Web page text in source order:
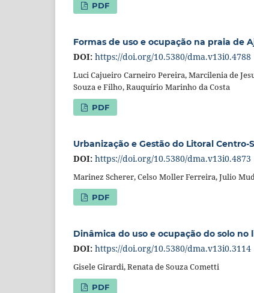
PDF
Formas de uso e ocupação na praia de
DOI: https://doi.org/10.5380/dma.v13i0.4788
Luci Cajueiro Carneiro Pereira, Marcilenia de
Souza e Filho, Rauquírio Marinho da Costa
PDF
Urbanização e Gestão do Litoral
DOI: https://doi.org/10.5380/dma.v13i0.4873
Marinez Scherer, Celso Moller Ferreira, Julio
PDF
Dinâmica do uso e ocupação do solo
DOI: https://doi.org/10.5380/dma.v13i0.3114
Gisele Girardi, Renata de Souza Cometti
PDF